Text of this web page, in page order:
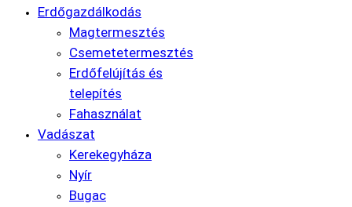
Erdőgazdálkodás
Magtermesztés
Csemetetermesztés
Erdőfelújítás és
telepítés
Fahasználat
Vadászat
Kerekegyháza
Nyír
Bugac